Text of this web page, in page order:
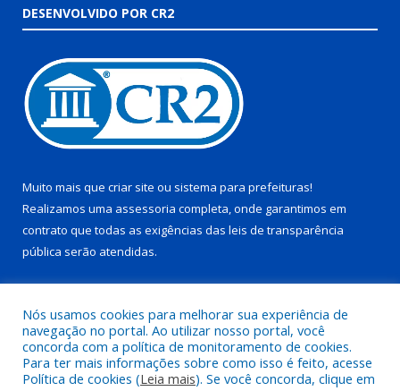
DESENVOLVIDO POR CR2
Muito mais que criar site ou sistema para prefeituras!
Realizamos uma assessoria completa, onde garantimos em
contrato que todas as exigências das leis de transparência
pública serão atendidas.
Todos os direitos reservados a Prefeitura Municipal de Juruti.
Nós usamos cookies para melhorar sua experiência de
navegação no portal. Ao utilizar nosso portal, você
concorda com a política de monitoramento de cookies.
Para ter mais informações sobre como isso é feito, acesse
Política de cookies (Leia mais). Se você concorda, clique em